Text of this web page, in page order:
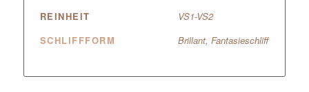
REINHEIT
VS1-VS2
SCHLIFFFORM
Brillant, Fantasieschliff